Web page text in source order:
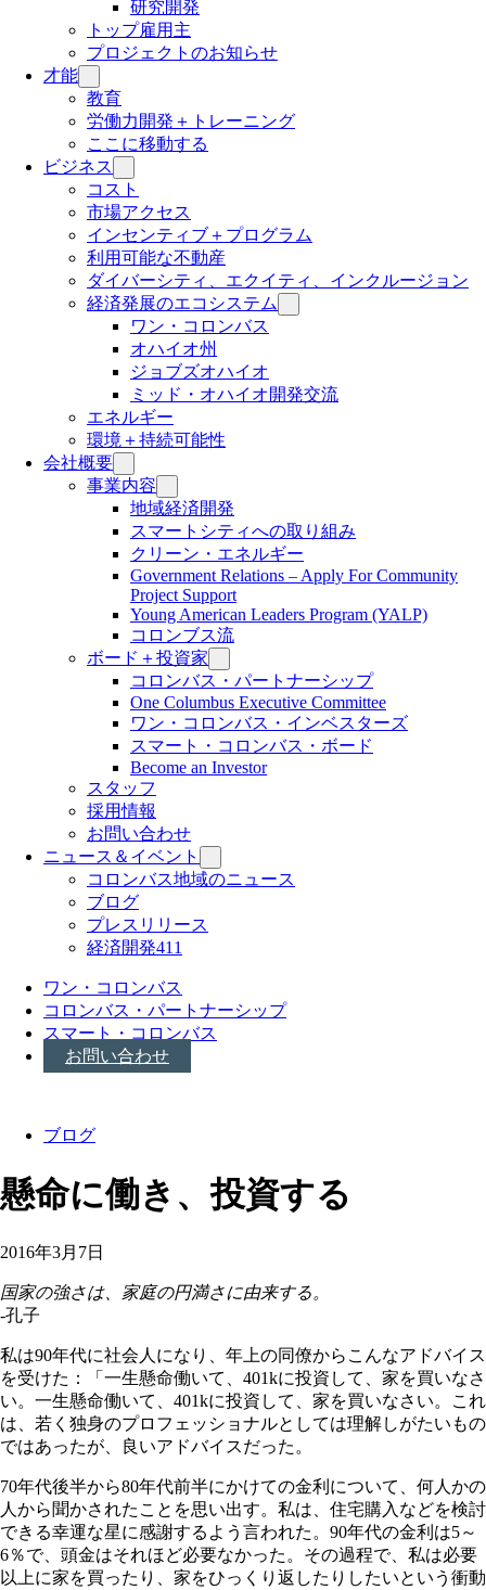
研究開発
トップ雇用主
プロジェクトのお知らせ
才能
教育
労働力開発＋トレーニング
ここに移動する
ビジネス
コスト
市場アクセス
インセンティブ＋プログラム
利用可能な不動産
ダイバーシティ、エクイティ、インクルージョン
経済発展のエコシステム
ワン・コロンバス
オハイオ州
ジョブズオハイオ
ミッド・オハイオ開発交流
エネルギー
環境＋持続可能性
会社概要
事業内容
地域経済開発
スマートシティへの取り組み
クリーン・エネルギー
Government Relations – Apply For Community
Project Support
Young American Leaders Program (YALP)
コロンブス流
ボード＋投資家
コロンバス・パートナーシップ
One Columbus Executive Committee
ワン・コロンバス・インベスターズ
スマート・コロンバス・ボード
Become an Investor
スタッフ
採用情報
お問い合わせ
ニュース＆イベント
コロンバス地域のニュース
ブログ
プレスリリース
経済開発411
ワン・コロンバス
コロンバス・パートナーシップ
スマート・コロンバス
お問い合わせ
ブログ
懸命に働き、投資する
2016年3月7日
国家の強さは、家庭の円満さに由来する。
-孔子
私は90年代に社会人になり、年上の同僚からこんなアドバイス
を受けた：「一生懸命働いて、401kに投資して、家を買いなさ
い。一生懸命働いて、401kに投資して、家を買いなさい。これ
は、若く独身のプロフェッショナルとしては理解しがたいもの
ではあったが、良いアドバイスだった。
70年代後半から80年代前半にかけての金利について、何人かの
人から聞かされたことを思い出す。私は、住宅購入などを検討
できる幸運な星に感謝するよう言われた。90年代の金利は5～
6％で、頭金はそれほど必要なかった。その過程で、私は必要
以上に家を買ったり、家をひっくり返したりしたいという衝動